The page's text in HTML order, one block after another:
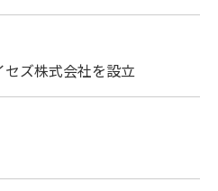
ズ株式会社を設立